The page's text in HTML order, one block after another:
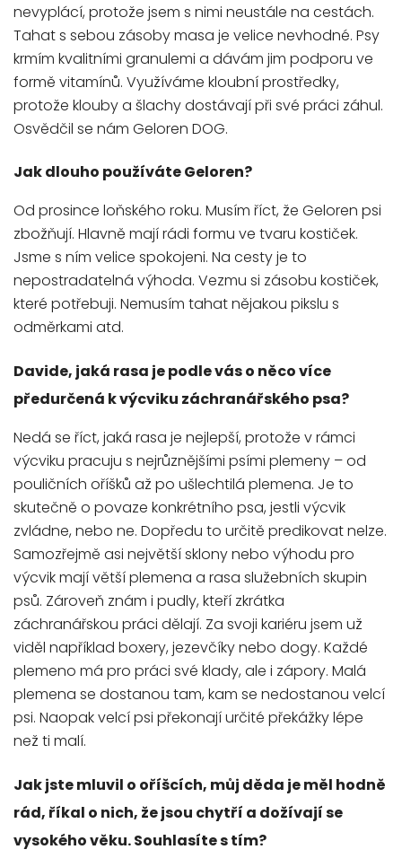
nevyplácí, protože jsem s nimi neustále na cestách.
Tahat s sebou zásoby masa je velice nevhodné. Psy
krmím kvalitními granulemi a dávám jim podporu ve
formě vitamínů. Využíváme kloubní prostředky,
protože klouby a šlachy dostávají při své práci záhul.
Osvědčil se nám Geloren DOG.
Jak dlouho používáte Geloren?
Od prosince loňského roku. Musím říct, že Geloren psi
zbožňují. Hlavně mají rádi formu ve tvaru kostiček.
Jsme s ním velice spokojeni. Na cesty je to
nepostradatelná výhoda. Vezmu si zásobu kostiček,
které potřebuji. Nemusím tahat nějakou pikslu s
odměrkami atd.
Davide, jaká rasa je podle vás o něco více
předurčená k výcviku záchranářského psa?
Nedá se říct, jaká rasa je nejlepší, protože v rámci
výcviku pracuju s nejrůznějšími psími plemeny – od
pouličních oříšků až po ušlechtilá plemena. Je to
skutečně o povaze konkrétního psa, jestli výcvik
zvládne, nebo ne. Dopředu to určitě predikovat nelze.
Samozřejmě asi největší sklony nebo výhodu pro
výcvik mají větší plemena a rasa služebních skupin
psů. Zároveň znám i pudly, kteří zkrátka
záchranářskou práci dělají. Za svoji kariéru jsem už
viděl například boxery, jezevčíky nebo dogy. Každé
plemeno má pro práci své klady, ale i zápory. Malá
plemena se dostanou tam, kam se nedostanou velcí
psi. Naopak velcí psi překonají určité překážky lépe
než ti malí.
Jak jste mluvil o oříšcích, můj děda je měl hodně
rád, říkal o nich, že jsou chytří a dožívají se
vysokého věku. Souhlasíte s tím?